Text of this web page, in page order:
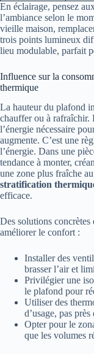
En éclairage, pensez
l’ambiance selon le
vieille maison,
trois points lumineux
lieu modulable, parfait
Influence sur la
thermique
La hauteur du plafond
chauffer ou à rafraîchir.
l’énergie nécessaire
augmente. C’est une
l’énergie. Dans une
tendance à monter,
une zone plus fraîche
stratification
efficace.
Des solutions
améliorer le confort :
Installer des
brasser l’air et
Privilégier une
le plafond pour
Utiliser des
d’usage, pas
Opter pour le
que les volumes